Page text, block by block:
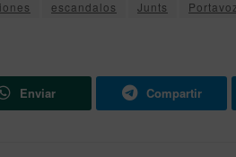
escandalos Junts Portavoz
Enviar Compartir